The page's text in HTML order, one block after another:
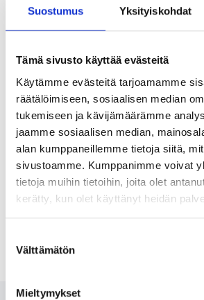
Suostumus Yksityiskohdat
Tämä sivusto käyttää evästeitä
Käytämme evästeitä tarjoamamme
räätälöimiseen, sosiaalisen median
tukemiseen ja kävijämäärämme
jaamme sosiaalisen median,
alan kumppaneillemme tietoja siitä,
sivustoamme. Kumppanimme voivat
tietoja muihin tietoihin, joita olet
kerätty, kun olet käyttänyt heidän
valinta
Välttämätön
Mieltymykset
B3000 Kuusikulmainen
jatkohylsy (Zn, A4)
B6000